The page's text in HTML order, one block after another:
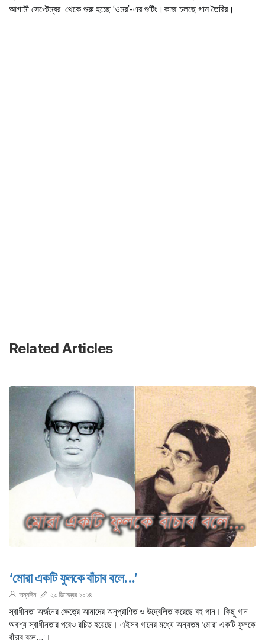
আগামী সেপ্টেম্বর থেকে শুরু হচ্ছে ‘ওমর’-এর শুটিং।কাজ চলছে গান তৈরির।
Related Articles
‘মোরা একটি ফুলকে বাঁচাব বলে...’
অন্যদিন ২৩ ডিসেম্বর ২০২৪
স্বাধীনতা অর্জনের ক্ষেত্রে আমাদের অনুপ্রাণিত ও উদ্বেলিত করেছে বহু গান। কিছু গান
অবশ্য স্বাধীনতার পরেও রচিত হয়েছে। এইসব গানের মধ্যে অন্যতম ‘মোরা একটি ফুলকে
বাঁচাব বলে...’।